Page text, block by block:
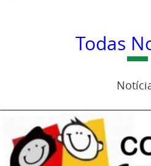
Todas